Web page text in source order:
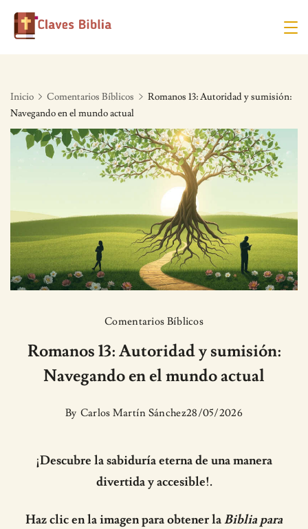
Skip
Inicio Comentarios Bíblicos
Romanos 13: Autoridad y sumisión:
Navegando en el mundo actual
Comentarios Bíblicos
Romanos 13: Autoridad y sumisión:
Navegando en el mundo actual
By Carlos Martín Sánchez28/05/2026
¡Descubre la sabiduría eterna de una manera
divertida y accesible!.
Haz clic en la imagen para obtener laBiblia para